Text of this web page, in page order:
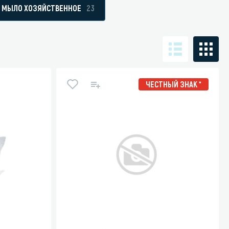
Санузел и туалетная комната
Средства для мытья унитазов и сантехники
МЫЛО ХОЗЯЙСТВЕННОЕ 23
ЧЕСТНЫЙ ЗНАК *